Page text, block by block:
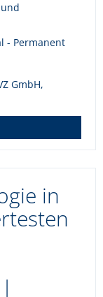
- Permanent
GmbH,
in